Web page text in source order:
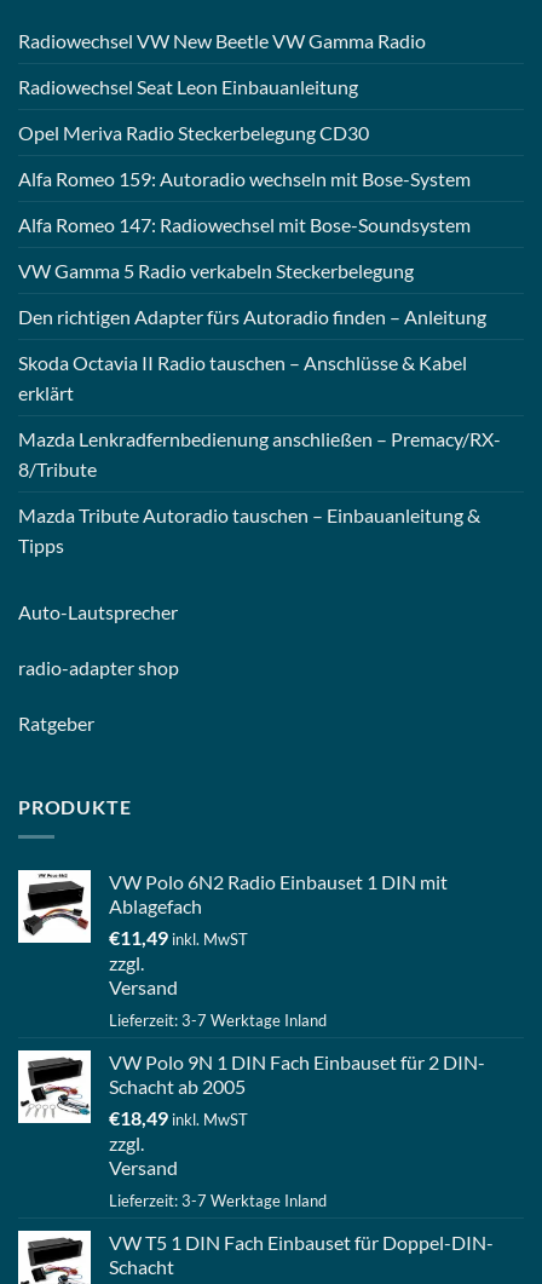
Radiowechsel VW New Beetle VW Gamma Radio
Radiowechsel Seat Leon Einbauanleitung
Opel Meriva Radio Steckerbelegung CD30
Alfa Romeo 159: Autoradio wechseln mit Bose-System
Alfa Romeo 147: Radiowechsel mit Bose-Soundsystem
VW Gamma 5 Radio verkabeln Steckerbelegung
Den richtigen Adapter fürs Autoradio finden – Anleitung
Skoda Octavia II Radio tauschen – Anschlüsse & Kabel
erklärt
Mazda Lenkradfernbedienung anschließen – Premacy/RX-
8/Tribute
Mazda Tribute Autoradio tauschen – Einbauanleitung &
Tipps
Auto-Lautsprecher
radio-adapter shop
Ratgeber
PRODUKTE
VW Polo 6N2 Radio Einbauset 1 DIN mit
Ablagefach
€11,49 inkl. MwST
zzgl.
Versand
Lieferzeit: 3-7 Werktage Inland
VW Polo 9N 1 DIN Fach Einbauset für 2 DIN-
Schacht ab 2005
€18,49 inkl. MwST
zzgl.
Versand
Lieferzeit: 3-7 Werktage Inland
VW T5 1 DIN Fach Einbauset für Doppel-DIN-
Schacht